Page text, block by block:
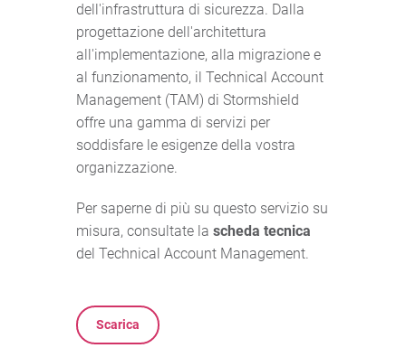
dell'infrastruttura di sicurezza. Dalla
progettazione dell'architettura
all'implementazione, alla migrazione e
al funzionamento, il Technical Account
Management (TAM) di Stormshield
offre una gamma di servizi per
soddisfare le esigenze della vostra
organizzazione.
Per saperne di più su questo servizio su
misura, consultate la scheda tecnica
del Technical Account Management.
Scarica